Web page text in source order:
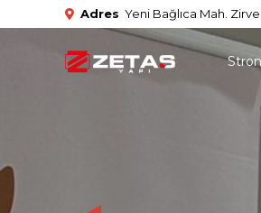
Adres Yeni Bağlıca Mah.